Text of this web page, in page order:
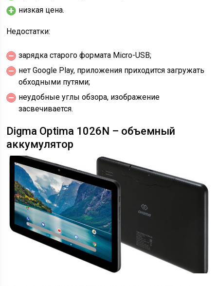
низкая цена.
Недостатки:
зарядка старого формата Micro-USB;
нет Google Play, приложения приходится загружать
обходными путями;
неудобные углы обзора, изображение
засвечивается.
Digma Optima 1026N – объемный
аккумулятор